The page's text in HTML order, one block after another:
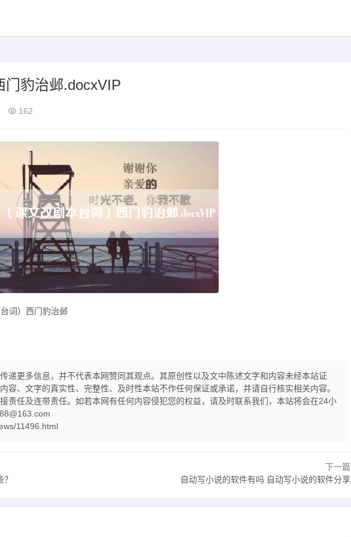
门豹治邺.docxVIP
162
词）西门豹治邺
递更多信息，并不代表本网赞同其观点。其原创性以及文中陈述文字和内容未经本站证
容、文字的真实性、完整性、及时性本站不作任何保证或承诺，并请自行核实相关内容。
责任及连带责任。如若本网有任何内容侵犯您的权益，请及时联系我们，本站将会在24小
11496.html
下一篇
自动写小说的软件有吗 自动写小说的软件分享